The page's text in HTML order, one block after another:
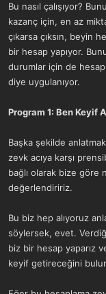
Bu nasıl çalışıyor?
kazanç için, en az
çıkarsa çıksın, beyin
bir hesap yapıyor.
durumlar için de
diye uygulanıyor.
Program 1: Ben Keyif
Başka şekilde
zevk acıya karşı
bağlı olarak bize göre
değerlendiririz.
Bu biz hep alıyoruz
söylersek, evet.
biz bir hesap yaparız
keyif getireceğini